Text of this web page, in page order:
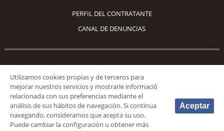
PERFIL DEL CONTRATANTE
CANAL DE DENUNCIAS
Síguenos
© 2026 Fundación Deportiva Municipal Valencia |AVISO LEGAL
Utilizamos cookies propias y de terceros para
mejorar nuestros servicios y mostrarle informació
relacionada con sus preferencias mediante el
análisis de sus hábitos de navegación. Si continua
navegando, consideramos que acepta su uso.
Puede cambiar la configuración u obtener más
Aceptar